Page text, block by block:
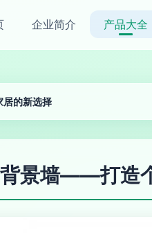
企业简介 产品大全
的新选择
景墙——打造